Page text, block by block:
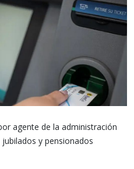
agente de la administración
y pensionados